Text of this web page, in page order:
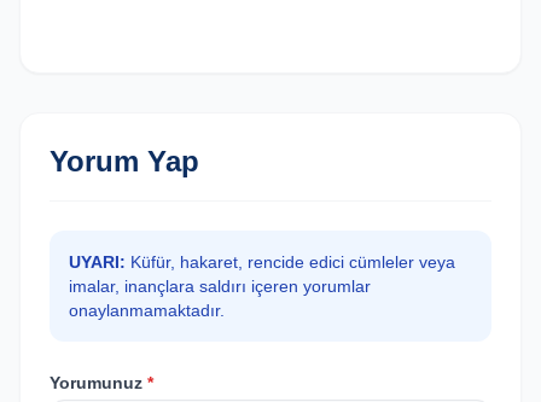
Yorum Yap
UYARI: Küfür, hakaret, rencide edici cümleler veya
imalar, inançlara saldırı içeren yorumlar
onaylanmamaktadır.
Yorumunuz *